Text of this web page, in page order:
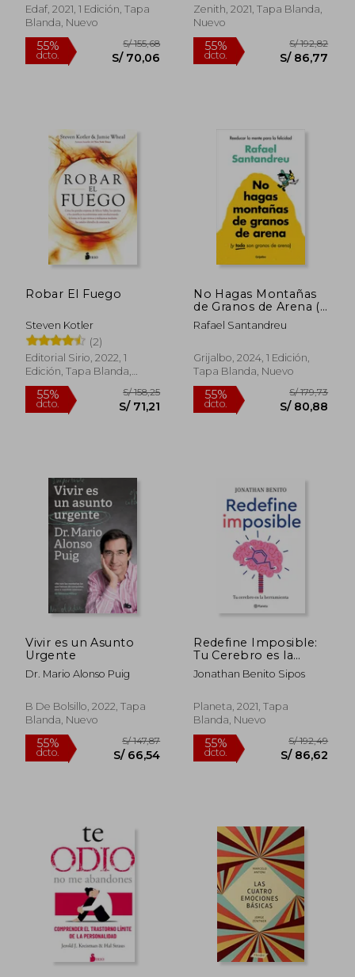
Edaf, 2021, 1 Edición, Tapa
Blanda, Nuevo
55%
dcto. S/ 70,06
Zenith, 2021, Tapa Blanda,
Nuevo
55%
dcto.
Robar El Fuego
Steven Kotler
(2)
Editorial Sirio, 2022, 1
Edición, Tapa Blanda,
Nuevo
55%
dcto.
S/ 158,25
S/ 71,21
No Hagas Montañas
de Granos de Arena (Y
Todo Son Granos de
Arena) / Don't Make a
Molehill (and
Everything Is a
Rafael Santandreu
Grijalbo, 2024, 1 Edición,
Tapa Blanda, Nuevo
55%
Vivir es un Asunto
Urgente
Dr. Mario Alonso Puig
B De Bolsillo, 2022, Tapa
Blanda, Nuevo
55% S/ 147,87
Redefine Imposible:
Tu Cerebro es la
Herramienta (no
Ficción)
Jonathan Benito Sipos
Planeta, 2021, Tapa
Blanda, Nuevo
55%